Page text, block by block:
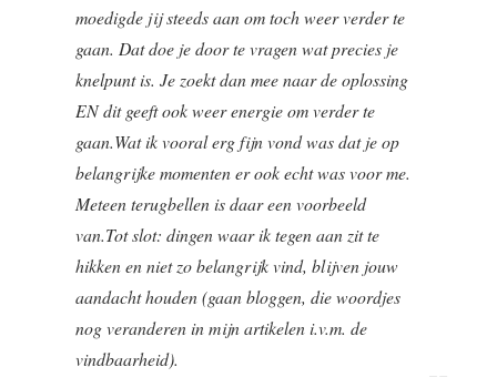
moedigde jij steeds aan om toch weer verder te
gaan. Dat doe je door te vragen wat precies je
knelpunt is. Je zoekt dan mee naar de oplossing
EN dit geeft ook weer energie om verder te
gaan.Wat ik vooral erg fijn vond was dat je op
belangrijke momenten er ook echt was voor me.
Meteen terugbellen is daar een voorbeeld
van.Tot slot: dingen waar ik tegen aan zit te
hikken en niet zo belangrijk vind, blijven jouw
aandacht houden (gaan bloggen, die woordjes
nog veranderen in mijn artikelen i.v.m. de
vindbaarheid).